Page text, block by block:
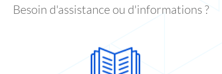
Besoin d'assistance ou d'informations ?